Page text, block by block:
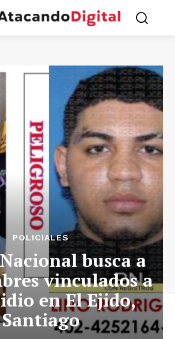
POLICIALES
busca a
vinculados a
en El Ejido,
Santiago